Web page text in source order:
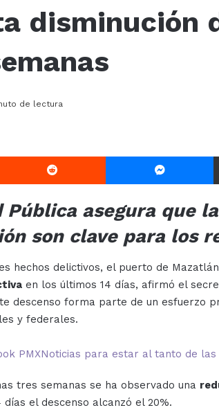
disminución
de lectura
Reddit
asegura que la
son clave para los
hechos delictivos, el puerto de
en los últimos 14 días, afirmó el
descenso forma parte de un esfuerzo
y federales.
PMXNoticias para estar al tanto de
tres semanas se ha observado una
el descenso alcanzó el 20%.